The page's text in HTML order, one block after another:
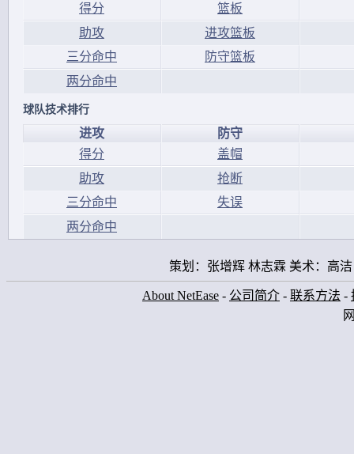
得分
篮板
助攻
进攻篮板
三分命中
防守篮板
两分命中
球队技术排行
进攻
防守
得分
盖帽
助攻
抢断
三分命中
失误
两分命中
策划：张增辉 林志霖 美术：高
About NetEase - 公司简介 - 联系方法 -